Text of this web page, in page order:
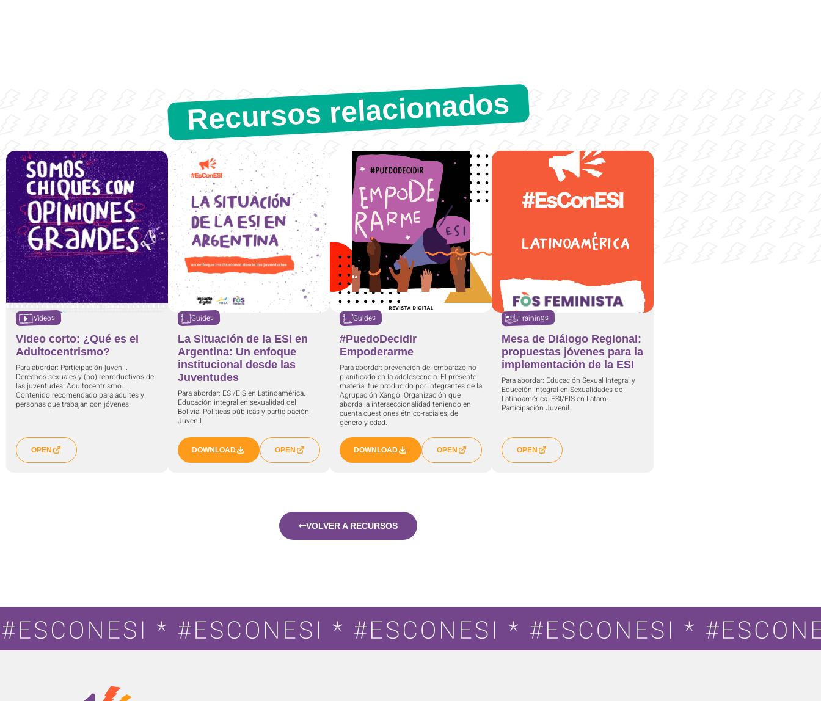
Recursos relacionados
Videos
Video corto: ¿Qué es el
Adultocentrismo?
Para abordar: Participación juvenil.
Derechos sexuales y (no) reproductivos de
las juventudes. Adultocentrismo.
Contenido recomendado para adultes y
personas que trabajan con jóvenes.
OPEN
Guides
La Situación de la ESI en
Argentina: Un enfoque
institucional desde las
Juventudes
Para abordar: ESI/EIS en Latinoamérica.
Educación integral en sexualidad del
Bolivia. Políticas públicas y participación
Juvenil.
DOWNLOAD OPEN
Guides
#PuedoDecidir
Empoderarme
Para abordar: prevención del embarazo no
planificado en la adolescencia. El presente
material fue producido por integrantes de la
Agrupación Xangô. Organización que
aborda la interseccionalidad teniendo en
cuenta cuestiones étnico-raciales, de
genero y edad.
DOWNLOAD OPEN
Trainings
Mesa de Diálogo Regional:
propuestas jóvenes para la
implementación de la ESI
Para abordar: Educación Sexual Integral y
Educción Integral en Sexualidades de
Latinoamérica. ESI/EIS en Latam.
Participación Juvenil.
OPEN
VOLVER A RECURSOS